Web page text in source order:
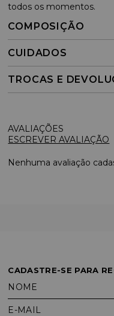
todos os momentos.
COMPOSIÇÃO
CUIDADOS
TROCAS E
ESCREVER AVALIAÇÃO
Nenhuma avaliação
CADASTRE-SE PARA
NOME
E-MAIL